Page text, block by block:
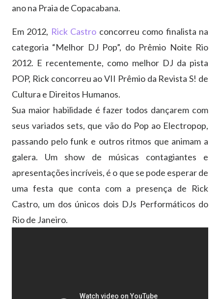
ano na Praia de Copacabana.
Em 2012, Rick Castro concorreu como finalista na
categoria “Melhor DJ Pop”, do Prêmio Noite Rio
2012. E recentemente, como melhor DJ da pista
POP, Rick concorreu ao VII Prêmio da Revista S! de
Cultura e Direitos Humanos.
Sua maior habilidade é fazer todos dançarem com
seus variados sets, que vão do Pop ao Electropop,
passando pelo funk e outros ritmos que animam a
galera. Um show de músicas contagiantes e
apresentações incríveis, é o que se pode esperar de
uma festa que conta com a presença de Rick
Castro, um dos únicos dois DJs Performáticos do
Rio de Janeiro.